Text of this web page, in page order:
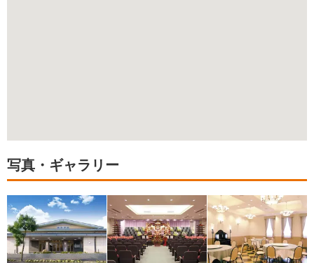
写真・ギャラリー